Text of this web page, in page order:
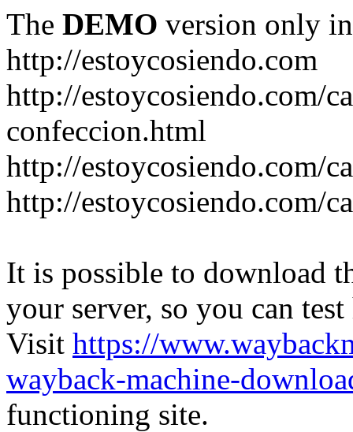
The DEMO version only
http://estoycosiendo.com
http://estoycosiendo.com/
confeccion.html
http://estoycosiendo.com/
http://estoycosiendo.com/
It is possible to download
your server, so you can
Visit https://
wayback-machine-
functioning site.